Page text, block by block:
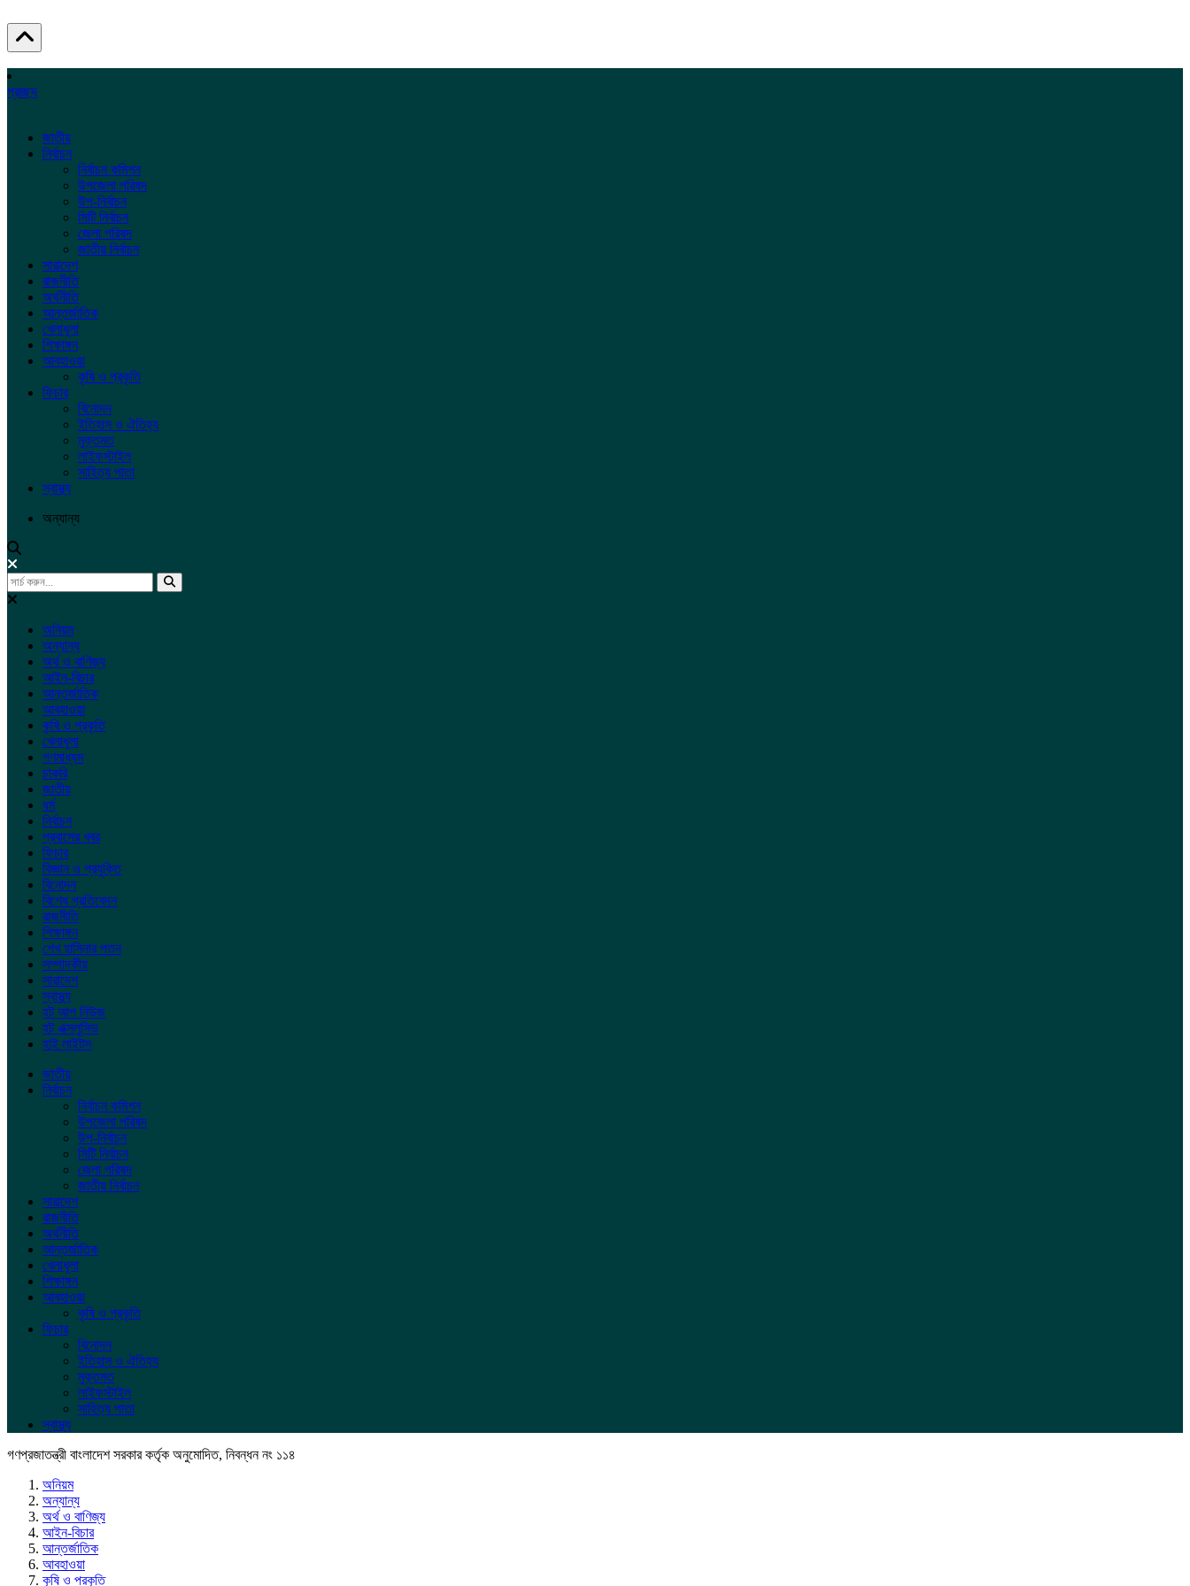
প্রচ্ছদ
জাতীয়
নির্বাচন
নির্বাচন কমিশন
উপজেলা পরিষদ
উপ-নির্বাচন
সিটি নির্বাচন
জেলা পরিষদ
জাতীয় নির্বাচন
সারাদেশ
রাজনীতি
অর্থনীতি
আন্তর্জাতিক
খেলাধুলা
শিক্ষাঙ্গন
আবহাওয়া
কৃষি ও প্রকৃতি
ফিচার
বিনোদন
ইতিহাস ও ঐতিহ্য
মুক্তমত
লাইফস্টাইল
সাহিত্য পাতা
স্বাস্থ্য
অন্যান্য
অনিয়ম
অন্যান্য
অর্থ ও বাণিজ্য
আইন-বিচার
আন্তর্জাতিক
আবহাওয়া
কৃষি ও প্রকৃতি
খেলাধুলা
গণমাধ্যম
চাকরি
জাতীয়
ধর্ম
নির্বাচন
প্রবাসের খবর
ফিচার
বিজ্ঞান ও প্রযুক্তি
বিনোদন
বিশেষ প্রতিবেদন
রাজনীতি
শিক্ষাঙ্গন
শেখ হাসিনার পতন
সম্পাদকীয়
সারাদেশ
স্বাস্থ্য
হট আপ নিউজ
হট এক্সলুসিভ
হাই লাইটস
জাতীয়
নির্বাচন
নির্বাচন কমিশন
উপজেলা পরিষদ
উপ-নির্বাচন
সিটি নির্বাচন
জেলা পরিষদ
জাতীয় নির্বাচন
সারাদেশ
রাজনীতি
অর্থনীতি
আন্তর্জাতিক
খেলাধুলা
শিক্ষাঙ্গন
আবহাওয়া
কৃষি ও প্রকৃতি
ফিচার
বিনোদন
ইতিহাস ও ঐতিহ্য
মুক্তমত
লাইফস্টাইল
সাহিত্য পাতা
স্বাস্থ্য
গণপ্রজাতন্ত্রী বাংলাদেশ সরকার কর্তৃক অনুমোদিত, নিবন্ধন নং ১১৪
অনিয়ম
অন্যান্য
অর্থ ও বাণিজ্য
আইন-বিচার
আন্তর্জাতিক
আবহাওয়া
কৃষি ও প্রকৃতি